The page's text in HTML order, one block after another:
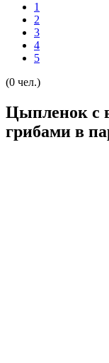
1
2
3
4
5
(0 чел.)
Цыпленок с
грибами в